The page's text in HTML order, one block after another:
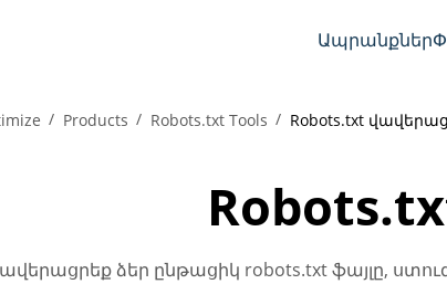
Ապրանքներ
Products Robots.txt Tools Robots.txt
ձեր ընթացիկ robots.txt ֆայլը,